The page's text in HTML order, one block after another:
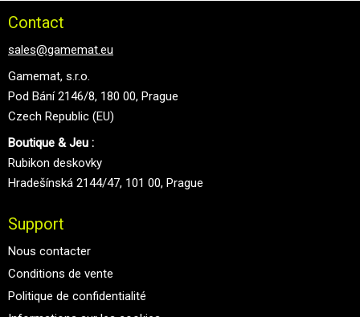
Contact
sales@gamemat.eu
Gamemat, s.r.o.
Pod Bání 2146/8, 180 00, Prague
Czech Republic (EU)
Boutique & Jeu :
Rubikon deskovky
Hradešínská 2144/47, 101 00, Prague
Support
Nous contacter
Conditions de vente
Politique de confidentialité